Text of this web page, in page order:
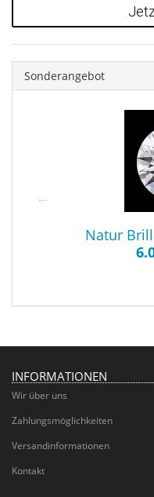
Sonderangebot
Natur
INFORMATIONEN
Wir über uns
Zahlungsmöglichkeiten
Versandinformationen
Kontakt